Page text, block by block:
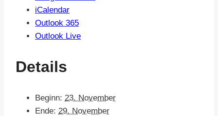
iCalendar
Outlook 365
Outlook Live
Details
Beginn: 23. November
Ende: 29. November